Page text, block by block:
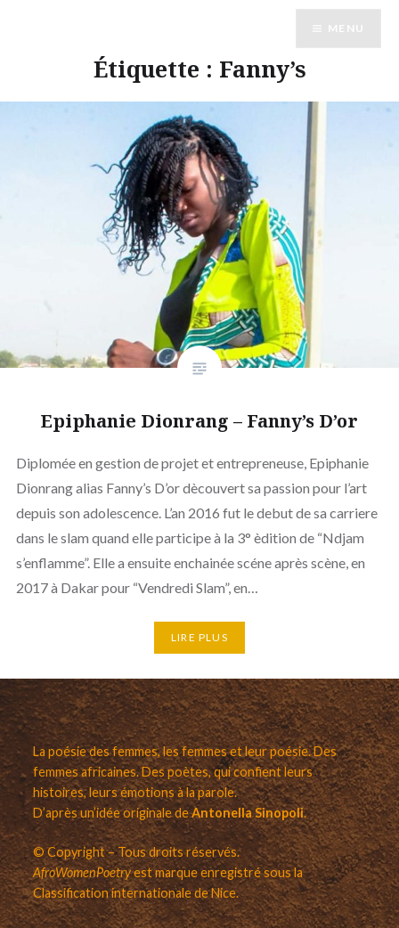
MENU
Étiquette : Fanny’s
Epiphanie Dionrang – Fanny’s D’or
Diplomée en gestion de projet et entrepreneuse, Epiphanie
Dionrang alias Fanny’s D’or dècouvert sa passion pour l’art
depuis son adolescence. L’an 2016 fut le debut de sa carriere
dans le slam quand elle participe à la 3° èdition de “Ndjam
s’enflamme”. Elle a ensuite enchainée scéne après scène, en
2017 à Dakar pour “Vendredi Slam”, en…
LIRE PLUS
La poésie des femmes, les femmes et leur poésie. Des
femmes africaines. Des poètes, qui confient leurs
histoires, leurs émotions à la parole.
D’après un’idée originale deAntonella Sinopoli.
© Copyright – Tous droits réservés.
AfroWomenPoetryest marque enregistré sous la
Classification internationale de Nice.